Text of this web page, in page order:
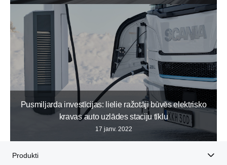
Pusmiljarda investīcijas: lielie ražotāji būvēs elektrisko
kravas auto uzlādes staciju tīklu
17 janv. 2022
Produkti